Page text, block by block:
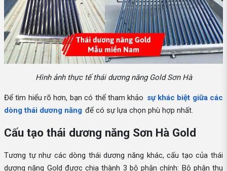
Hình ảnh thực tế thái dương năng Gold Sơn Hà
Để tìm hiểu rõ hơn, bạn có thể tham khảo sự khác biệt giữa các
dòng thái dương năng để có sự lựa chọn phù hợp nhất.
Cấu tạo thái dương năng Sơn Hà Gold
Tương tự như các dòng thái dương năng khác, cấu tạo của thái
dương năng Gold được chia thành 3 bộ phận chính: Bộ phận thu